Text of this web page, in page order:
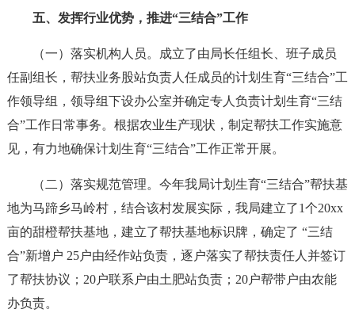
五、发挥行业优势，推进“三结合”工作
（一）落实机构人员。成立了由局长任组长、班子成员
任副组长，帮扶业务股站负责人任成员的计划生育“三结合”工
作领导组，领导组下设办公室并确定专人负责计划生育“三结
合”工作日常事务。根据农业生产现状，制定帮扶工作实施意
见，有力地确保计划生育“三结合”工作正常开展。
（二）落实规范管理。今年我局计划生育“三结合”帮扶基
地为马蹄乡马岭村，结合该村发展实际，我局建立了1个20xx
亩的甜橙帮扶基地，建立了帮扶基地标识牌，确定了 “三结
合”新增户 25户由经作站负责，逐户落实了帮扶责任人并签订
了帮扶协议；20户联系户由土肥站负责；20户帮带户由农能
办负责。